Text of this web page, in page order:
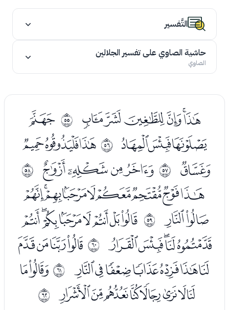
التَّفسير
حاشية الصاوي على تفسير الجلالين
الصاوي
ﯗﯘﯙﯚﯛﯜ ﰶ ﯞ
ﯟﯠﯡ ﰷﯣﯤﯥ
ﯦ ﰸ ﯨﯩﯪﯫ ﰹ
ﯭﯮﯯﯰﯱﯲﯳﯴﯵ
ﯶﯷ ﰺ ﯹﯺﯻﯼﯽﯾﯿﰀ
ﰁﰂﰃﰄﰅ ﰻﰇﰈﰉﰊ
ﰋﰌﰍﰎﰏﰐﰑ ﰼﭑﭒ
ﭓﭔﭕﭖﭗﭘﭙﭚ ﰽ